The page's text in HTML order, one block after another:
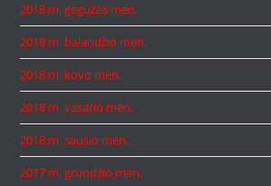
2018 m. gegužės mėn.
2018 m. balandžio mėn.
2018 m. kovo mėn.
2018 m. vasario mėn.
2018 m. sausio mėn.
2017 m. gruodžio mėn.